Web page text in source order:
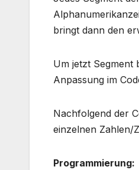
bringt dann den
Um jetzt Segment
Anpassung im
Nachfolgend der
einzelnen Zahlen/
Programmierung: